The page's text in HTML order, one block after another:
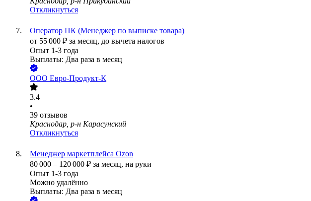
Откликнуться
Оператор ПК (Менеджер по выписке товара)
от 55 000 ₽ за месяц, до вычета налогов
Опыт 1-3 года
Выплаты: Два раза в месяц
ООО Евро-Продукт-К
3.4
•
39 отзывов
Краснодар, р-н Карасунский
Откликнуться
Менеджер маркетплейса Ozon
80 000 – 120 000 ₽ за месяц, на руки
Опыт 1-3 года
Можно удалённо
Выплаты: Два раза в месяц